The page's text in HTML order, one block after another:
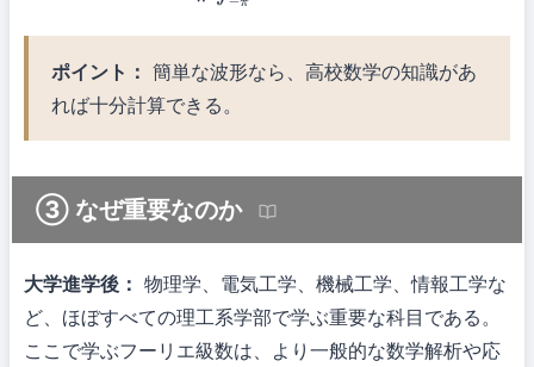
ポイント： 簡単な波形なら、高校数学の知識があ
れば十分計算できる。
③ なぜ重要なのか
大学進学後：
ど、ほぼすべての理工系学部で学ぶ重要な科目である。
ここで学ぶフーリエ級数は、より一般的な数学解析や応